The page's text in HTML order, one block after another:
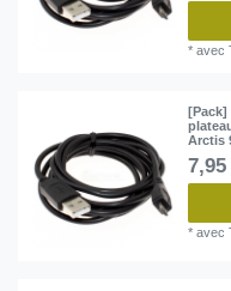
*avec
[Pack]
Arctis
*avec